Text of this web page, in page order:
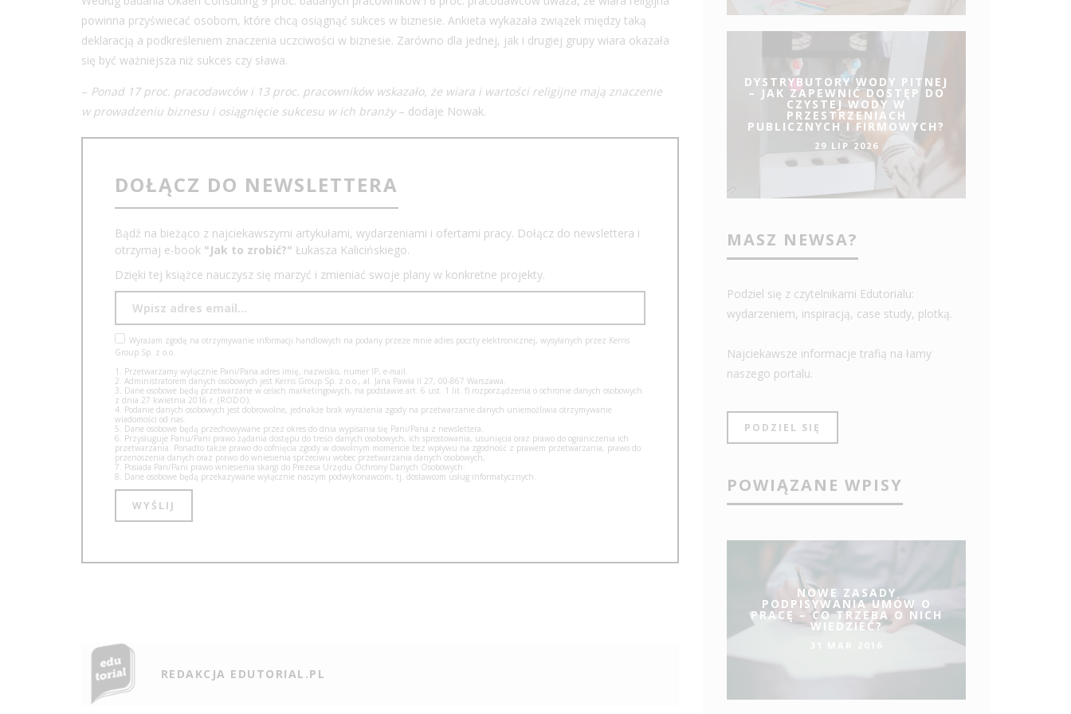
powinna przyświecać osobom, które chcą osiągnąć sukces w biznesie. Ankieta wykazała związek między taką
deklaracją a podkreśleniem znaczenia uczciwości w biznesie. Zarówno dla jednej, jak i drugiej grupy wiara okazała
się być ważniejsza niż sukces czy sława.
– Ponad 17 proc. pracodawców i 13 proc. pracowników wskazało, że wiara i wartości religijne mają znaczenie
w prowadzeniu biznesu i osiągnięcie sukcesu w ich branży – dodaje Nowak.
DOŁĄCZ DO NEWSLETTERA
Bądź na bieżąco z najciekawszymi artykułami, wydarzeniami i ofertami pracy. Dołącz do newslettera i
otrzymaj e-book "Jak to zrobić?" Łukasza Kalicińskiego.
Dzięki tej książce nauczysz się marzyć i zmieniać swoje plany w konkretne projekty.
Wyrażam zgodę na otrzymywanie informacji handlowych na podany przeze mnie adres poczty elektronicznej, wysyłanych przez Kerris
Group Sp. z o.o.
1. Przetwarzamy wyłącznie Pani/Pana adres imię, nazwisko, numer IP, e-mail.
2. Administratorem danych osobowych jest Kerris Group Sp. z o.o., al. Jana Pawła II 27, 00-867 Warszawa.
3. Dane osobowe będą przetwarzane w celach marketingowych, na podstawie art. 6 ust. 1 lit. f) rozporządzenia o ochronie danych osobowych
z dnia 27 kwietnia 2016 r. (RODO).
4. Podanie danych osobowych jest dobrowolne, jednakże brak wyrażenia zgody na przetwarzanie danych uniemożliwia otrzymywanie
wiadomości od nas.
5. Dane osobowe będą przechowywane przez okres do dnia wypisania się Pani/Pana z newslettera.
6. Przysługuje Panu/Pani prawo żądania dostępu do treści danych osobowych, ich sprostowania, usunięcia oraz prawo do ograniczenia ich
przetwarzania. Ponadto także prawo do cofnięcia zgody w dowolnym momencie bez wpływu na zgodność z prawem przetwarzania, prawo do
przenoszenia danych oraz prawo do wniesienia sprzeciwu wobec przetwarzania danych osobowych,
7. Posiada Pan/Pani prawo wniesienia skargi do Prezesa Urzędu Ochrony Danych Osobowych.
8. Dane osobowe będą przekazywane wyłącznie naszym podwykonawcom, tj. dostawcom usług informatycznych.
REDAKCJA EDUTORIAL.PL
DYSTRYBUTORY WODY PITNEJ
– JAK ZAPEWNIĆ DOSTĘP DO
CZYSTEJ WODY W
PRZESTRZENIACH
PUBLICZNYCH I FIRMOWYCH?
29 LIP 2026
MASZ NEWSA?
Podziel się z czytelnikami Edutorialu:
wydarzeniem, inspiracją, case study, plotką.
Najciekawsze informacje trafią na łamy
naszego portalu.
PODZIEL SIĘ
POWIĄZANE WPISY
NOWE ZASADY
PODPISYWANIA UMÓW O
PRACĘ – CO TRZEBA O NICH
WIEDZIEĆ?